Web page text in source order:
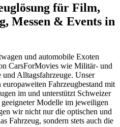
für Film,
Messen & Events in
und automobile Exoten
CarsForMovies wie Militär- und
Alltagsfahrzeuge. Unser
Fahrzeugbestand mit
im und unterstützt Schweizer
Modelle im jeweiligen
wir nicht nur die optischen und
Fahrzeug, sondern stets auch die